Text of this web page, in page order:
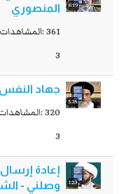
6:19
المنصوري
361 :المشاهدات
3
5:18
جهاد
320 :المشاهدات
3
1:23
إعادة
وصلني -